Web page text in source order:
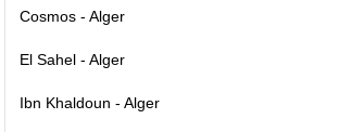
Cosmos - Alger
El Sahel - Alger
Ibn Khaldoun - Alger